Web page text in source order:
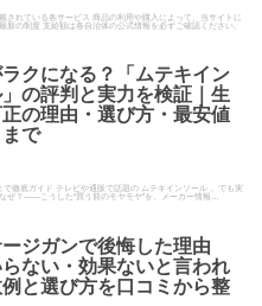
れている各サービス 商品の利用や購入によって、当サイトに
の制度 支給額は各自治体の公式情報を必ずご確認ください。
クになる？「ムテキイン
の評判と実力を検証｜生
の理由・選び方・最安値
で
徹底ガイド テレビや通販で話題の ムテキインソール 。でも実
ぜ？――こうした“買う前のモヤモヤ”を、メーカー情報…
ジガンで後悔した理由
ない・効果ないと言われ
と選び方を口コミから整